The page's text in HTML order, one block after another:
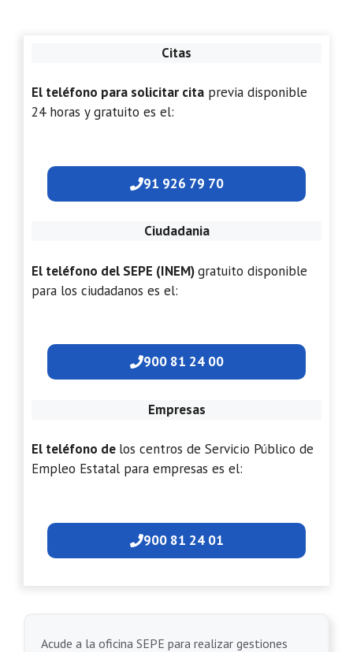
Citas
El teléfono para solicitar cita previa disponible
24 horas y gratuito es el:
91 926 79 70
Ciudadania
El teléfono del SEPE (INEM)gratuito disponible
para los ciudadanos es el:
900 81 24 00
Empresas
El teléfono de los centros de Servicio Público de
Empleo Estatal para empresas es el:
900 81 24 01
Acude a la oficina SEPE para realizar gestiones